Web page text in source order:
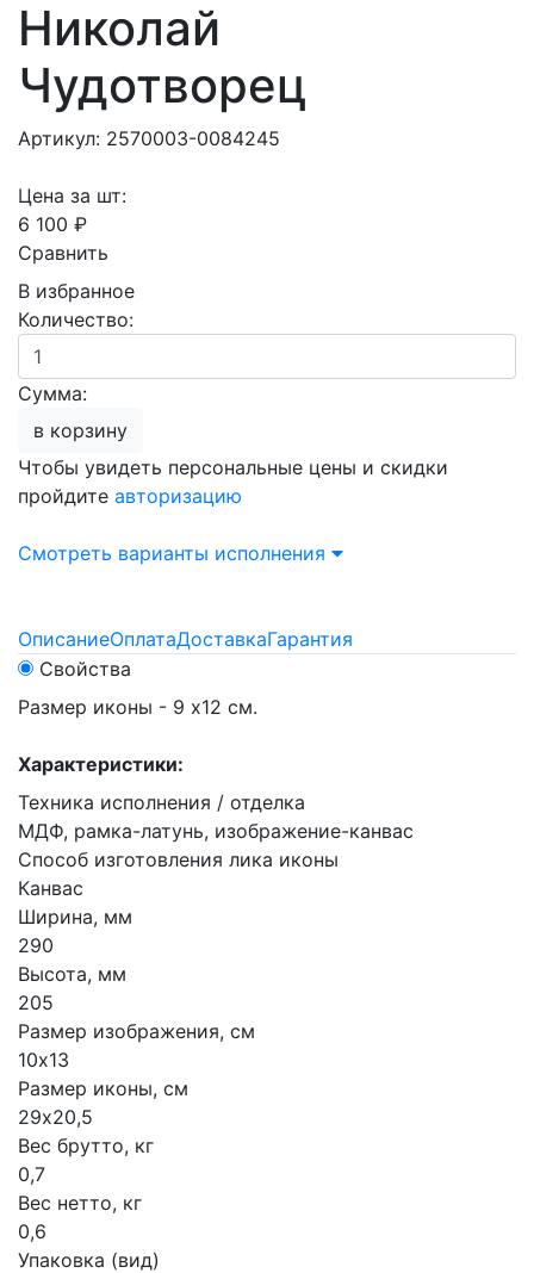
Николай
Чудотворец
Артикул: 2570003-0084245
Цена за шт:
6 100 ₽
Сравнить
В избранное
Количество:
Сумма:
в корзину
Чтобы увидеть персональные цены и скидки
пройдите авторизацию
Смотреть варианты исполнения
ОписаниеОплатаДоставкаГарантия
Свойства
Размер иконы - 9 х12 см.
Характеристики:
Техника исполнения / отделка
МДФ, рамка-латунь, изображение-канвас
Способ изготовления лика иконы
Канвас
Ширина, мм
290
Высота, мм
205
Размер изображения, см
10х13
Размер иконы, см
29х20,5
Вес брутто, кг
0,7
Вес нетто, кг
0,6
Упаковка (вид)